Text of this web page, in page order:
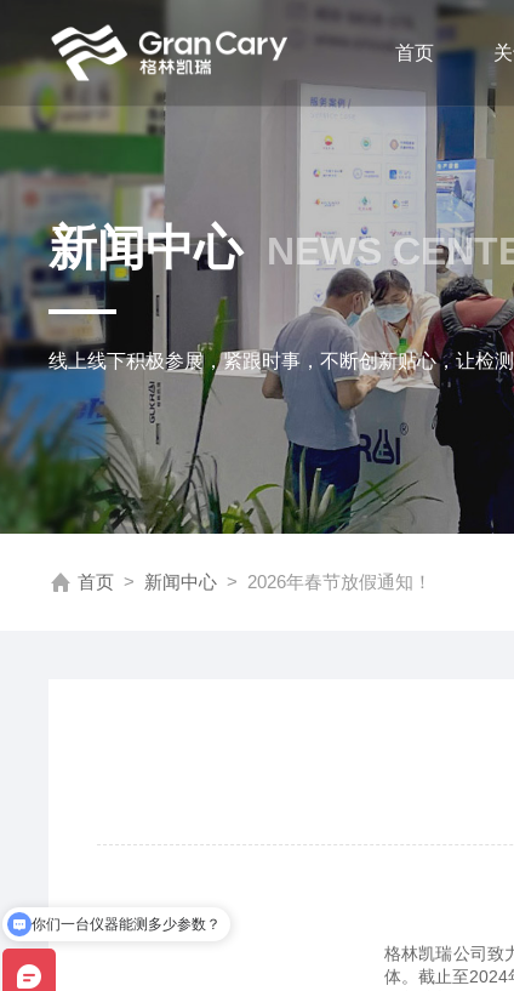
首页
新闻中心 NEWS
线上线下积极参展，紧跟时事，不断创新贴心，让检
首页 > 新闻中心 > 2026年春节放假通知！
格林凯瑞公司致
体。截止至2024
你们一台仪器能测多少参数？
有优惠活动吗？